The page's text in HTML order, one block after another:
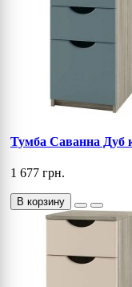
Тумба Саванна Дуб
1 677 грн.
В корзину